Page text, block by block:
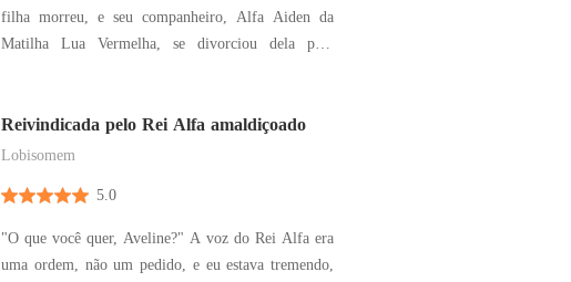
filha morreu, e seu companheiro, Alfa Aiden da
Matilha Lua Vermelha, se divorciou dela para
e expulsa da sua matilha. Na manhã seguinte, seu
corpo sem
Reivindicada pelo Rei Alfa amaldiçoado
Lobisomem
5.0
"O que você quer, Aveline?" A voz do Rei Alfa era
uma ordem, não um pedido, e eu estava tremendo,